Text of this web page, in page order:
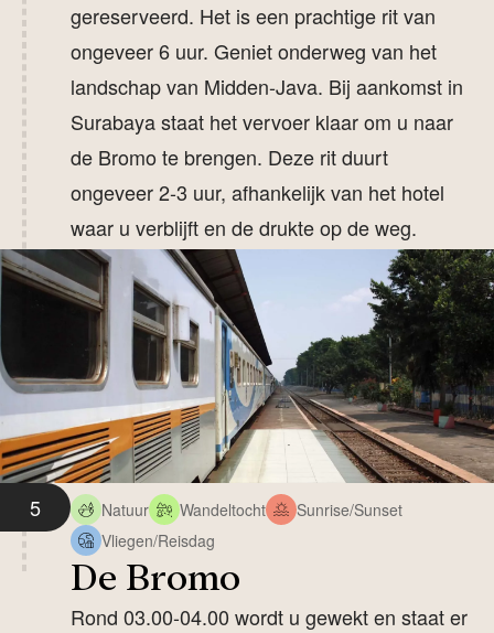
gereserveerd. Het is een prachtige rit van
ongeveer 6 uur. Geniet onderweg van het
landschap van Midden-Java. Bij aankomst in
Surabaya staat het vervoer klaar om u naar
de Bromo te brengen. Deze rit duurt
ongeveer 2-3 uur, afhankelijk van het hotel
waar u verblijft en de drukte op de weg.
5 Natuur Wandeltocht
Sunrise/Sunset
Vliegen/Reisdag
De Bromo
Rond 03.00-04.00 wordt u gewekt en staat er